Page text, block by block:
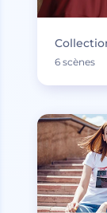
6 scènes